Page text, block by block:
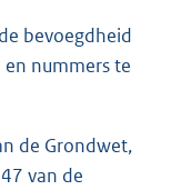
bevoegdheid
nummers te
de Grondwet,
van de